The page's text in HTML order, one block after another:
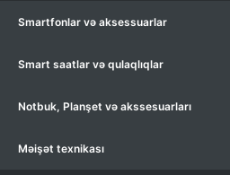
Smartfonlar və aksessuarlar
Smart saatlar və qulaqlıqlar
Notbuk, Planşet və akssesuarları
Məişət texnikası